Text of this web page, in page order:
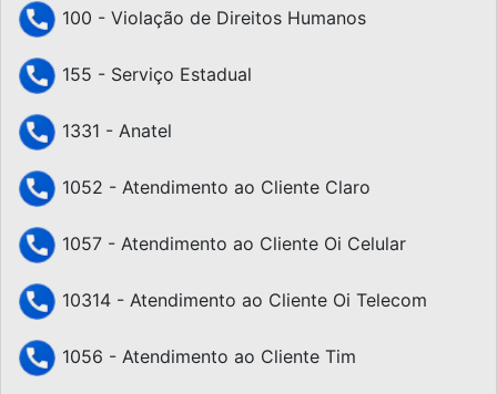
100 - Violação de Direitos Humanos
155 - Serviço Estadual
1331 - Anatel
1052 - Atendimento ao Cliente Claro
1057 - Atendimento ao Cliente Oi Celular
10314 - Atendimento ao Cliente Oi Telecom
1056 - Atendimento ao Cliente Tim